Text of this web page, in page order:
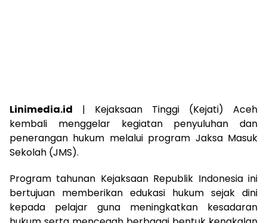
Linimedia.id | Kejaksaan Tinggi (Kejati) Aceh
kembali menggelar kegiatan penyuluhan dan
penerangan hukum melalui program Jaksa Masuk
Sekolah (JMS).
Program tahunan Kejaksaan Republik Indonesia ini
bertujuan memberikan edukasi hukum sejak dini
kepada pelajar guna meningkatkan kesadaran